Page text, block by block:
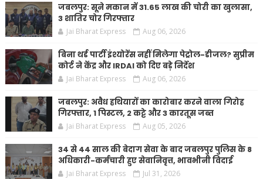
जबलपुर: सूने मकान में 31.65 लाख की चोरी का खुलासा,
3 शातिर चोर गिरफ्तार
Jai Bharat Express Aug 06, 2026
बिना थर्ड पार्टी इंश्योरेंस नहीं मिलेगा पेट्रोल-डीजल? सुप्रीम
कोर्ट ने केंद्र और IRDAI को दिए बड़े निर्देश
Jai Bharat Express Aug 06, 2026
जबलपुर: अवैध हथियारों का कारोबार करने वाला गिरोह
गिरफ्तार, 1 पिस्टल, 2 कट्टे और 3 कारतूस जब्त
Jai Bharat Express Aug 05, 2026
34 से 44 साल की बेदाग सेवा के बाद जबलपुर पुलिस के 8
अधिकारी-कर्मचारी हुए सेवानिवृत्त, भावभीनी विदाई
Jai Bharat Express Jul 31, 2026